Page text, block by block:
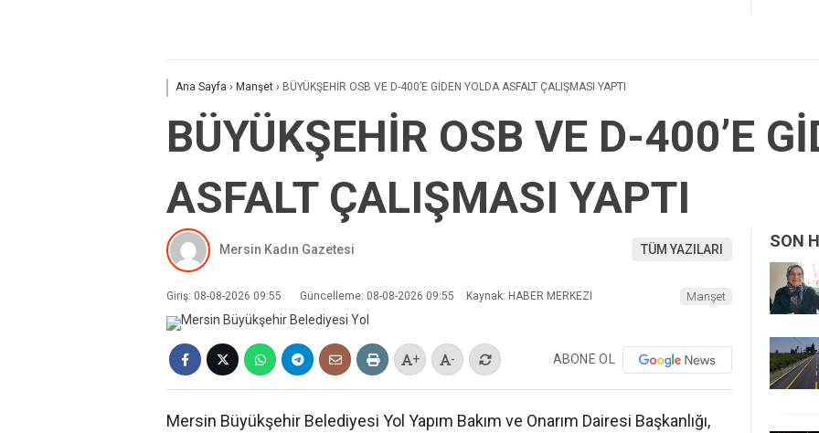
Ana Sayfa › Manşet › BÜYÜKŞEHİR OSB VE D-400’E GİDEN YOLDA ASFALT ÇALIŞMASI YAPTI
BÜYÜKŞEHİR OSB VE D-400’E
ASFALT ÇALIŞMASI YAPTI
Mersin Kadın Gazetesi TÜM YAZILARI
Giriş: 08-08-2026 09:55 Güncelleme: 08-08-2026 09:55 Kaynak: HABER MERKEZI Manşet
+ - ABONE OL
Mersin Büyükşehir Belediyesi Yol Yapım Bakım ve Onarım Dairesi Başkanlığı,
SON